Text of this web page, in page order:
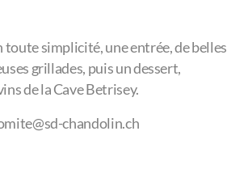
toute simplicité, une entrée, de belles
grillades, puis un dessert,
de la Cave Betrisey.
chandolin.ch